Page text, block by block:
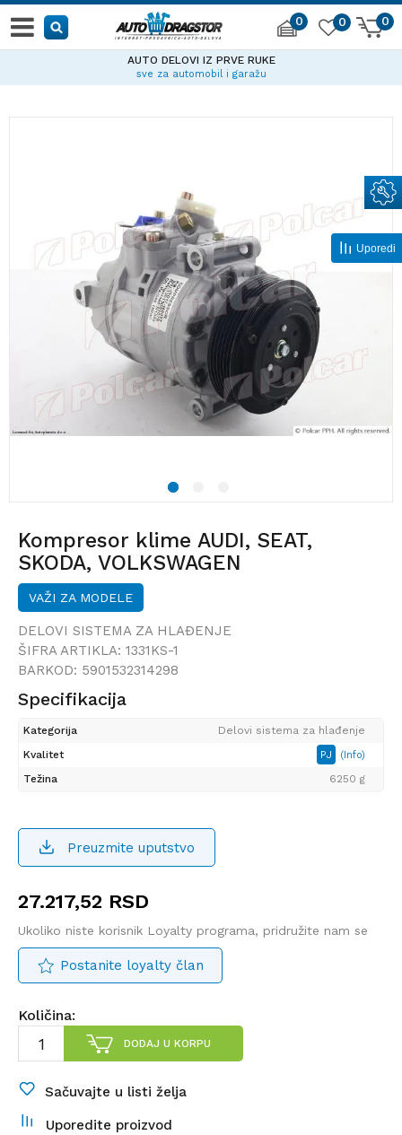
0 0
0
AUTO DELOVI IZ PRVE RUKE
sve za automobil i garažu
1
Kompresor klime AUDI, SEAT,
SKODA, VOLKSWAGEN
VAŽI ZA MODELE
DELOVI SISTEMA ZA HLAĐENJE
ŠIFRA ARTIKLA: 1331KS-1
BARKOD: 5901532314298
Specifikacija
Kategorija
Delovi sistema za hlađenje
Kvalitet
PJ (Info)
Težina 6250 g
Preuzmite uputstvo
27.217,52 RSD
Ukoliko niste korisnik Loyalty programa, pridružite nam se
Postanite loyalty član
Količina:
DODAJ U KORPU
Sačuvajte u listi želja
Uporedite proizvod
Uporedi